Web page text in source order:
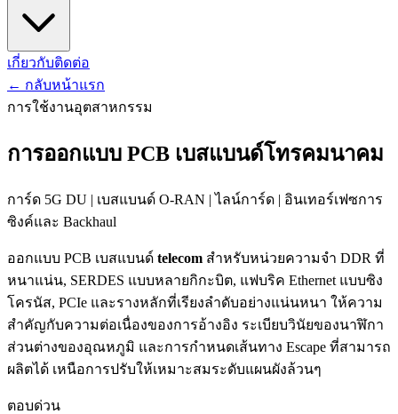
เกี่ยวกับติดต่อ
← กลับหน้าแรก
การใช้งานอุตสาหกรรม
การออกแบบ PCB เบสแบนด์โทรคมนาคม
การ์ด 5G DU | เบสแบนด์ O-RAN | ไลน์การ์ด | อินเทอร์เฟซการ
ซิงค์และ Backhaul
ออกแบบ PCB เบสแบนด์ telecom สำหรับหน่วยความจำ DDR ที่
หนาแน่น, SERDES แบบหลายกิกะบิต, แฟบริค Ethernet แบบซิง
โครนัส, PCIe และรางหลักที่เรียงลำดับอย่างแน่นหนา ให้ความ
สำคัญกับความต่อเนื่องของการอ้างอิง ระเบียบวินัยของนาฬิกา
ส่วนต่างของอุณหภูมิ และการกำหนดเส้นทาง Escape ที่สามารถ
ผลิตได้ เหนือการปรับให้เหมาะสมระดับแผนผังล้วนๆ
ตอบด่วน